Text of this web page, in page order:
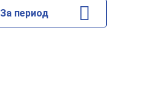
За период